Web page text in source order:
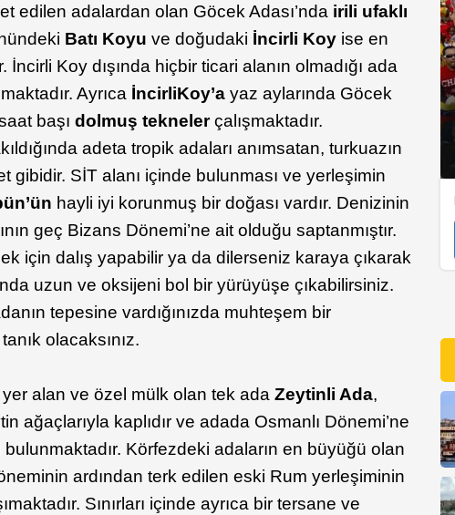
edilen adalardan olan Göcek Adası’nda irili ufaklı
Batı Koyu ve doğudaki İncirli Koy ise en
Koy dışında hiçbir ticari alanın olmadığı ada
Ayrıca İncirliKoy’a yaz aylarında Göcek
başıdolmuş teknelerçalışmaktadır.
adeta tropik adaları anımsatan, turkuazın
gibidir. SİT alanı içinde bulunması ve yerleşimin
hayli iyi korunmuş bir doğası vardır. Denizinin
geç Bizans Dönemi’ne ait olduğu saptanmıştır.
için dalış yapabilir ya da dilerseniz karaya çıkarak
uzun ve oksijeni bol bir yürüyüşe çıkabilirsiniz.
tepesine vardığınızda muhteşem bir
olacaksınız.
yer alan ve özel mülk olan tek adaZeytinli Ada,
ağaçlarıyla kaplıdır ve adada Osmanlı Dönemi’ne
bulunmaktadır. Körfezdeki adaların en büyüğü olan
ardından terk edilen eski Rum yerleşiminin
Sınırları içinde ayrıca bir tersane ve